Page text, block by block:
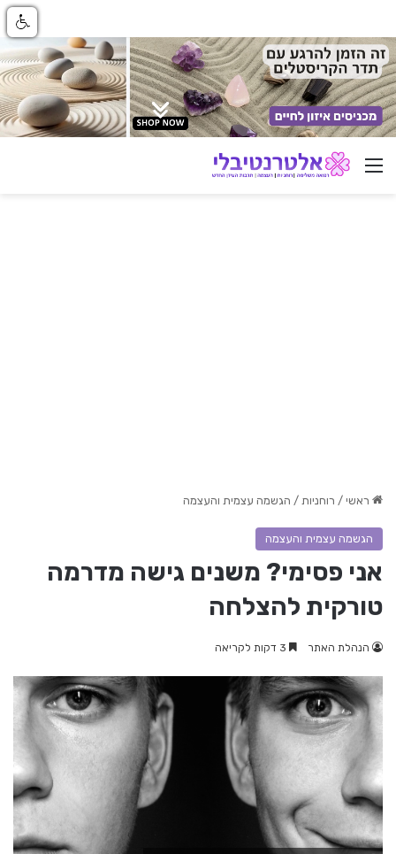
ניווט באתר
ראשי / רוחניות / הגשמה עצמית והעצמה
הגשמה עצמית והעצמה
אני פסימי? משנים גישה מדרמה
טורקית להצלחה
הנהלת האתר